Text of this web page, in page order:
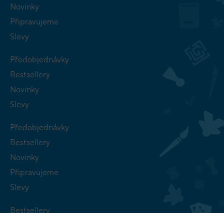
Novinky
Připravujeme
Slevy
Předobjednávky
Bestsellery
Novinky
Slevy
Předobjednávky
Bestsellery
Novinky
Připravujeme
Slevy
Bestsellery